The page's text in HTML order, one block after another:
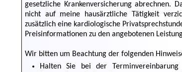
gesetzliche Krankenversicherung abrechnen.
nicht auf meine hausärztliche Tätigkeit
zusätzlich eine kardiologische
Preisinformationen zu den angebotenen
Wir bitten um Beachtung der folgenden
Halten Sie bei der